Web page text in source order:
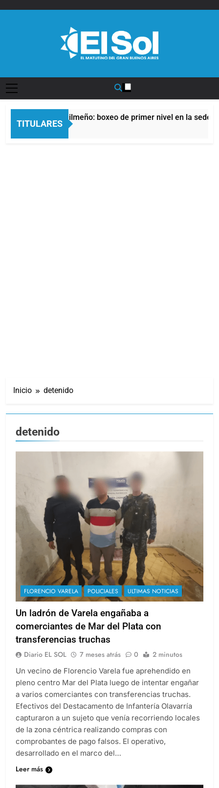
TITULARES
Afro Quilmeño: boxeo de primer nivel en la sede de
Inicio detenido
detenido
FLORENCIO VARELA POLICIALES ULTIMAS NOTICIAS
Un ladrón de Varela engañaba a
comerciantes de Mar del Plata con
transferencias truchas
Diario EL SOL 7 meses atrás 0 2 minutos
Un vecino de Florencio Varela fue aprehendido en
pleno centro Mar del Plata luego de intentar engañar
a varios comerciantes con transferencias truchas.
Efectivos del Destacamento de Infantería Olavarría
capturaron a un sujeto que venía recorriendo locales
de la zona céntrica realizando compras con
comprobantes de pago falsos. El operativo,
desarrollado en el marco del…
Leer más